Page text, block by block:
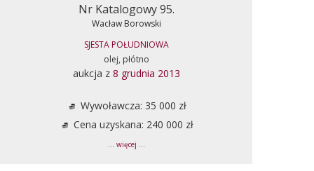
Nr Katalogowy 95.
Wacław Borowski
SJESTA POŁUDNIOWA
olej, płótno
aukcja z 8 grudnia 2013
Wywoławcza: 35 000 zł
Cena uzyskana: 240 000 zł
... więcej ...